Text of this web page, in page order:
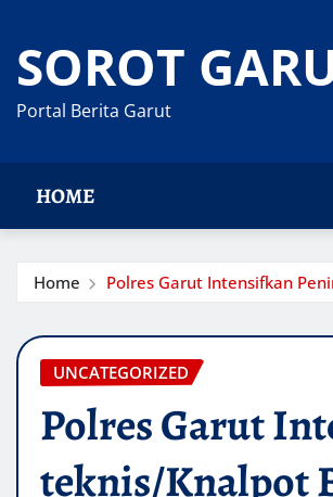
content
SOROT
Portal Berita Garut
HOME
Home Polres Garut Intensifkan
UNCATEGORIZED
Polres Garut
teknis/Knalpot